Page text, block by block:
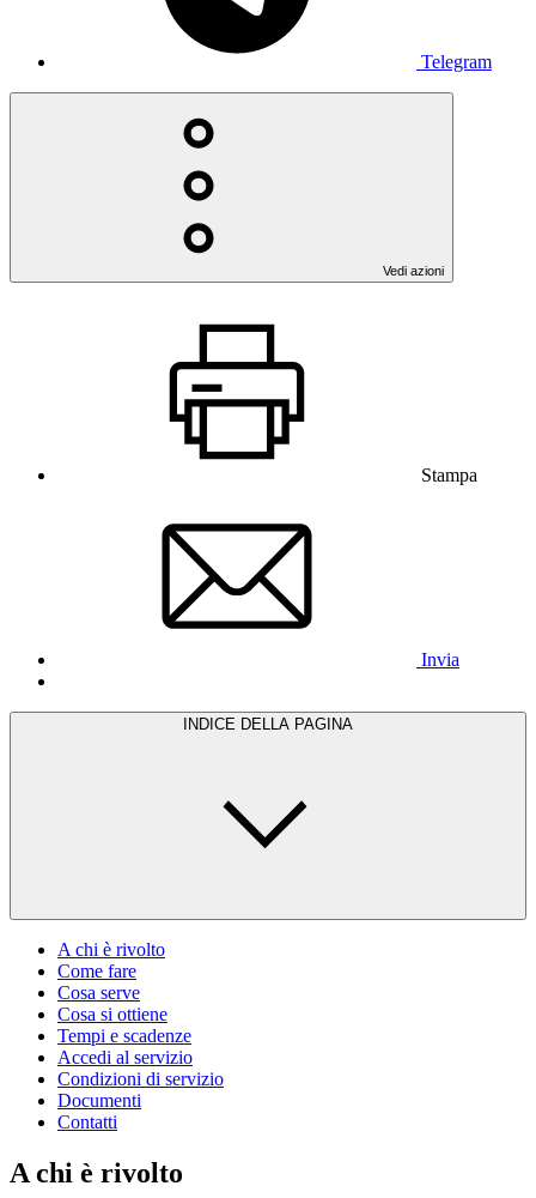
Telegram
Vedi azioni
Stampa
Invia
INDICE DELLA PAGINA
A chi è rivolto
Come fare
Cosa serve
Cosa si ottiene
Tempi e scadenze
Accedi al servizio
Condizioni di servizio
Documenti
Contatti
A chi è rivolto